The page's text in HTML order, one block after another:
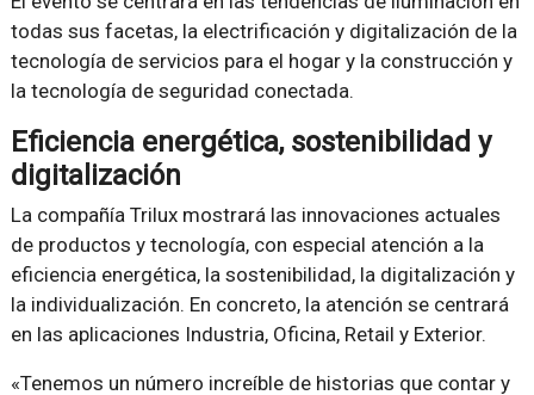
todas sus facetas, la electrificación y digitalización de la
tecnología de servicios para el hogar y la construcción y
la tecnología de seguridad conectada.
Eficiencia energética, sostenibilidad y
digitalización
La compañía Trilux mostrará las innovaciones actuales
de productos y tecnología, con especial atención a la
eficiencia energética, la sostenibilidad, la digitalización y
la individualización. En concreto, la atención se centrará
en las aplicaciones Industria, Oficina, Retail y Exterior.
«Tenemos un número increíble de historias que contar y